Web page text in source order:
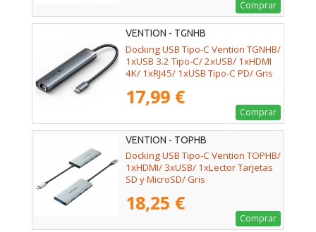
Comprar
VENTION - TGNHB
Docking USB Tipo-C Vention TGNHB/
1xUSB 3.2 Tipo-C/ 2xUSB/ 1xHDMI
4K/ 1xRJ45/ 1xUSB Tipo-C PD/ Gris
17,99 €
Comprar
VENTION - TOPHB
Docking USB Tipo-C Vention TOPHB/
1xHDMI/ 3xUSB/ 1xLector Tarjetas
SD y MicroSD/ Gris
18,25 €
Comprar